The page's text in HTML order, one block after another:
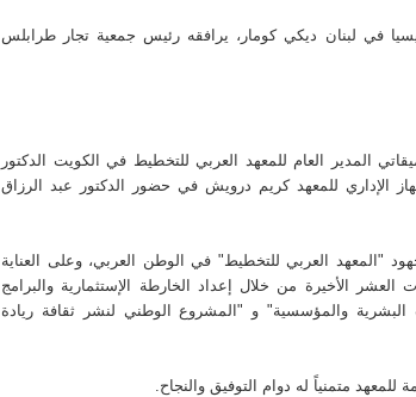
الأخيرة
الخاصة في
و
التعاون
في لبنان ديكي كومار، يرافقه رئيس جمعية تجار طرابلس
المدير العام للمعهد العربي للتخطيط في الكويت الدكتور
الإداري للمعهد كريم درويش في حضور الدكتور عبد الرزاق
"المعهد العربي للتخطيط" في الوطن العربي، وعلى العناية
الأخيرة من خلال إعداد الخارطة الإستثمارية والبرامج
البشرية والمؤسسية" و "المشروع الوطني لنشر ثقافة ريادة
للمعهد متمنياً له دوام التوفيق والنجاح.